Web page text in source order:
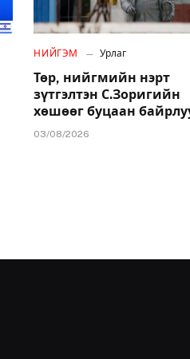
НИЙГЭМ Урлаг
Төр, нийгмийн нэрт
зүтгэлтэн С.Зоригийн
хөшөөг буцаан
03/08/2026